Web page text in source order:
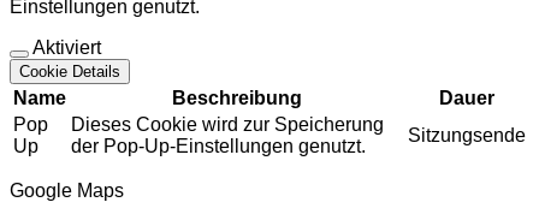
Einstellungen genutzt.
Aktiviert
Cookie Details
Name Beschreibung
Dauer
Pop
Up
Dieses Cookie wird zur Speicherung
der Pop-Up-Einstellungen genutzt.
Sitzungsende
Google Maps